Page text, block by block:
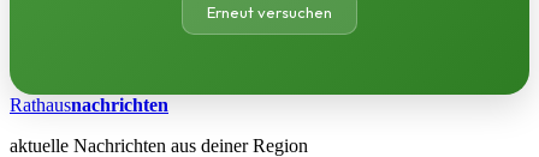
Erneut versuchen
Rathausnachrichten
aktuelle Nachrichten aus deiner Region